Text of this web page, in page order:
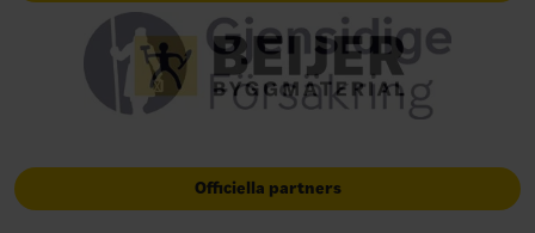
Officiella partners